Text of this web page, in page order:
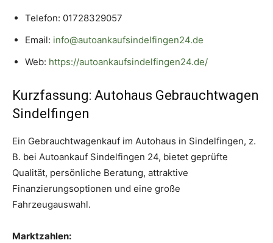
Telefon: 01728329057
Email: info@autoankaufsindelfingen24.de
Web: https://autoankaufsindelfingen24.de/
Kurzfassung: Autohaus Gebrauchtwagen
Sindelfingen
Ein Gebrauchtwagenkauf im Autohaus in Sindelfingen, z.
B. bei Autoankauf Sindelfingen 24, bietet geprüfte
Qualität, persönliche Beratung, attraktive
Finanzierungsoptionen und eine große
Fahrzeugauswahl.
Marktzahlen: